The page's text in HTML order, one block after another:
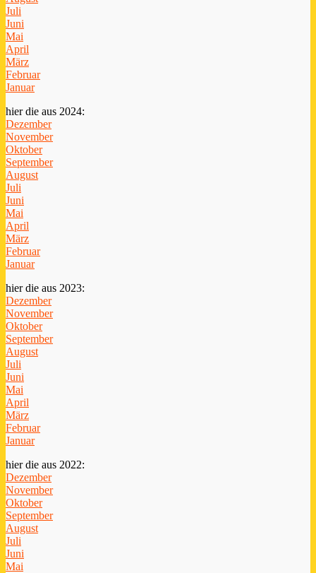
Juli
Juni
Mai
April
März
Februar
Januar
hier die aus 2024:
Dezember
November
Oktober
September
August
Juli
Juni
Mai
April
März
Februar
Januar
hier die aus 2023:
Dezember
November
Oktober
September
August
Juli
Juni
Mai
April
März
Februar
Januar
hier die aus 2022:
Dezember
November
Oktober
September
August
Juli
Juni
Mai